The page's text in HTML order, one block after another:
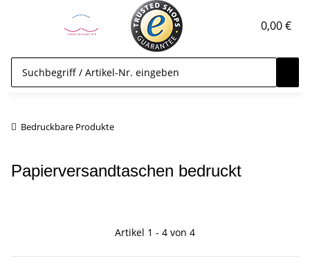
0,00 €
Bedruckbare Produkte
Papierversandtaschen bedruckt
Artikel 1 - 4 von 4